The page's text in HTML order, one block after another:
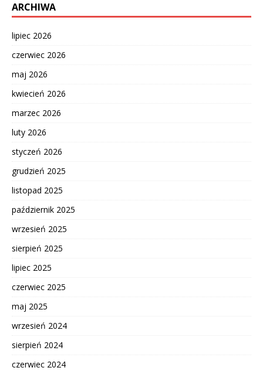
ARCHIWA
lipiec 2026
czerwiec 2026
maj 2026
kwiecień 2026
marzec 2026
luty 2026
styczeń 2026
grudzień 2025
listopad 2025
październik 2025
wrzesień 2025
sierpień 2025
lipiec 2025
czerwiec 2025
maj 2025
wrzesień 2024
sierpień 2024
czerwiec 2024